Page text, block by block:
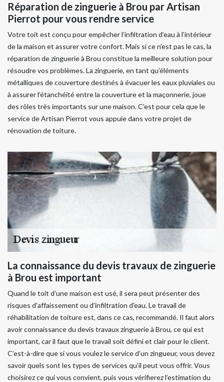
Réparation de zinguerie à Brou par Artisan
Pierrot pour vous rendre service
Votre toit est conçu pour empêcher l’infiltration d’eau à l’intérieur
de la maison et assurer votre confort. Mais si ce n’est pas le cas, la
réparation de zinguerie à Brou constitue la meilleure solution pour
résoudre vos problèmes. La zinguerie, en tant qu’éléments
métalliques de couverture destinés à évacuer les eaux pluviales ou
à assurer l’étanchéité entre la couverture et la maçonnerie, joue
des rôles très importants sur une maison. C’est pour cela que le
service de Artisan Pierrot vous appuie dans votre projet de
rénovation de toiture.
La connaissance du devis travaux de zinguerie
à Brou est important
Quand le toit d’une maison est usé, il sera peut présenter des
risques d'affaissement ou d'infiltration d'eau. Le travail de
réhabilitation de toiture est, dans ce cas, recommandé. Il faut alors
avoir connaissance du devis travaux zinguerie à Brou, ce qui est
important, car il faut que le travail soit défini et clair pour le client.
C’est-à-dire que si vous voulez le service d’un zingueur, vous devez
savoir quels sont les types de services qu’il peut vous offrir. Vous
choisirez ce qui vous convient, puis vous vérifierez l’estimation du